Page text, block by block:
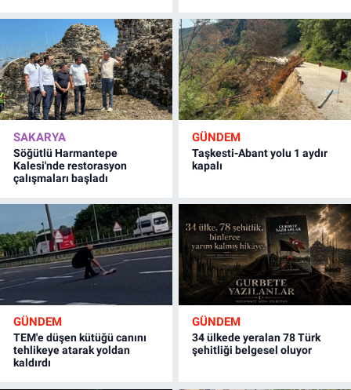
SAKARYA
Söğütlü Harmantepe
Kalesi'nde restorasyon
çalışmaları başladı
GÜNDEM
Taşkesti-Abant yolu 1 aydır
kapalı
GÜNDEM
TEM'e düşen kütüğü canını
tehlikeye atarak yoldan
kaldırdı
GÜNDEM
34 ülkede yeralan 78 Türk
şehitliği belgesel oluyor